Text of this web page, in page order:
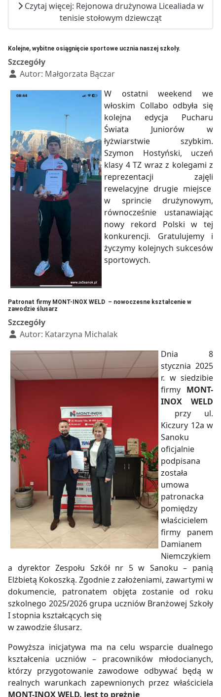
Czytaj więcej: Rejonowa drużynowa Licealiada w
tenisie stołowym dziewcząt
Kolejne, wybitne osiągnięcie sportowe ucznia naszej szkoły.
Szczegóły
Autor: Małgorzata Bączar
W ostatni weekend we
włoskim Collabo odbyła się
kolejna edycja Pucharu
Świata Juniorów w
łyżwiarstwie szybkim.
Szymon Hostyński, uczeń
klasy 4 TZ wraz z kolegami z
reprezentacji zajęli
rewelacyjne drugie miejsce
w sprincie drużynowym,
równocześnie ustanawiając
nowy rekord Polski w tej
konkurencji. Gratulujemy i
życzymy kolejnych sukcesów
sportowych.
Patronat firmy MONT-INOX WELD – nowoczesne kształcenie w
zawodzie ślusarz
Szczegóły
Autor: Katarzyna Michalak
Dnia 8
stycznia 2025
r. w siedzibie
firmy MONT-
INOX WELD
przy ul.
Kiczury 12a w
Sanoku
oficjalnie
podpisana
została
umowa
patronacka
pomiędzy
właścicielem
firmy panem
Damianem
Niemczykiem
a dyrektor Zespołu Szkół nr 5 w Sanoku – panią
Elżbietą Kokoszką. Zgodnie z założeniami, zawartymi w
dokumencie, patronatem objęta zostanie od roku
szkolnego 2025/2026 grupa uczniów Branżowej Szkoły
I stopnia kształcących się
w zawodzie ślusarz.
Powyższa inicjatywa ma na celu wsparcie dualnego
kształcenia uczniów – pracowników młodocianych,
którzy przygotowanie zawodowe odbywać będą w
realnych warunkach zapewnionych przez właściciela
MONT-INOX WELD. Jest to prężnie